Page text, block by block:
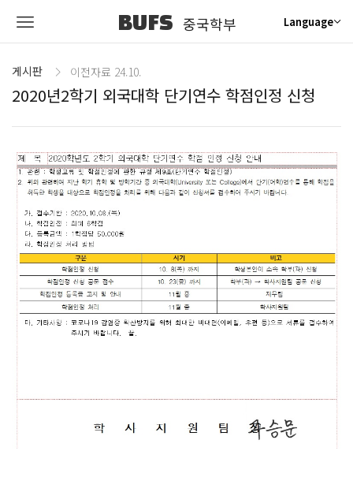
BUFS 중국학부 Language
게시판 이전자료 24.10.
2020년2학기 외국대학 단기연수 학점인정 신청